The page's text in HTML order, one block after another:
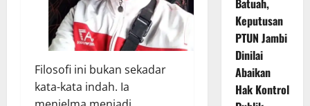
Filosofi ini bukan sekadar
kata-kata indah. Ia
Batuah,
Keputusan
PTUN Jambi
Dinilai
Abaikan
Hak Kontrol